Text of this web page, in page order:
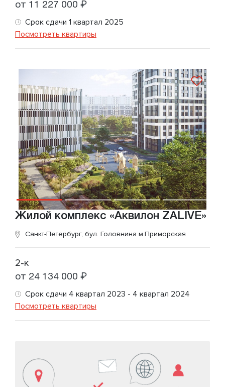
от 11 227 000 ₽
Срок сдачи 1 квартал 2025
Посмотреть квартиры
Жилой комплекс «Аквилон ZALIVE»
Санкт-Петербург, бул. Головнина м.Приморская
2-к
от 24 134 000 ₽
Срок сдачи 4 квартал 2023 - 4 квартал 2024
Посмотреть квартиры